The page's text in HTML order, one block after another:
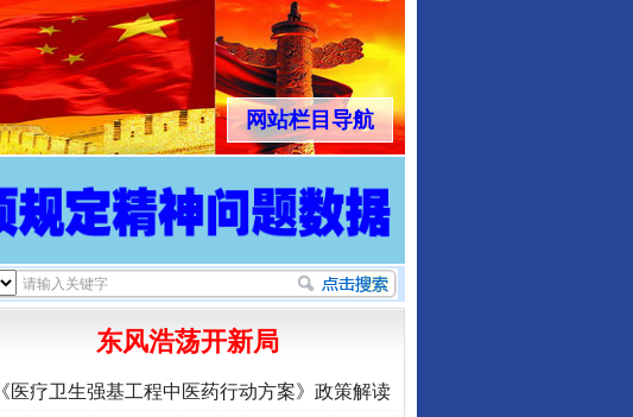
网站栏目导航
东风浩荡开新局
《医疗卫生强基工程中医药行动方案》政策解读